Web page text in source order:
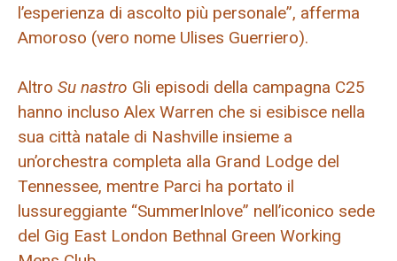
l’esperienza di ascolto più personale”, afferma
Amoroso (vero nome Ulises Guerriero).
Altro Su nastro Gli episodi della campagna C25
hanno incluso Alex Warren che si esibisce nella
sua città natale di Nashville insieme a
un’orchestra completa alla Grand Lodge del
Tennessee, mentre Parci ha portato il
lussureggiante “SummerInlove” nell’iconico sede
del Gig East London Bethnal Green Working